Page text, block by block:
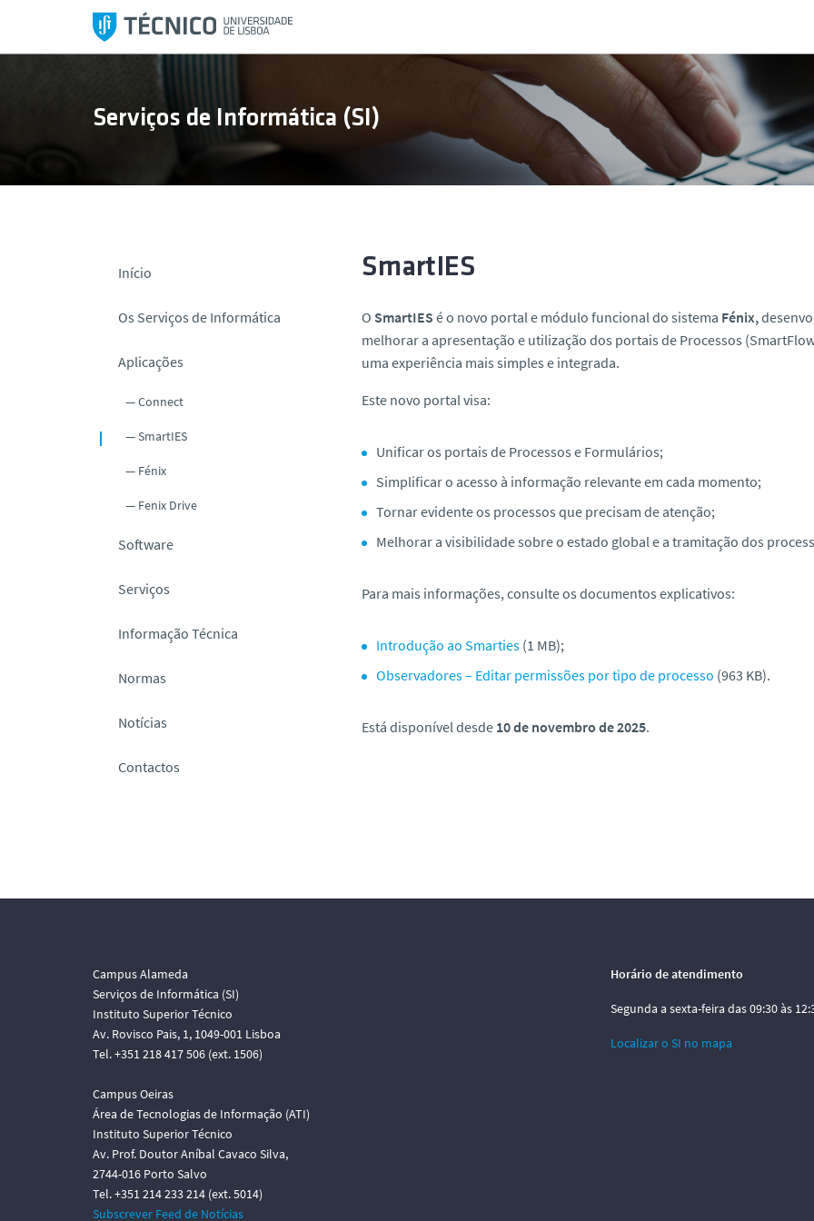
l
Serviços de Informática (SI)
Início
Os Serviços de Informática
Aplicações
Connect
SmartIES
Fénix
Fenix Drive
Software
Serviços
Informação Técnica
Normas
Notícias
Contactos
SmartIES
O SmartIES é o novo portal e módulo funcional do sistema Fénix,
melhorar a apresentação e utilização dos portais de Processos (
uma experiência mais simples e integrada.
Este novo portal visa:
Unificar os portais de Processos e Formulários;
Simplificar o acesso à informação relevante em cada momento;
Tornar evidente os processos que precisam de atenção;
Melhorar a visibilidade sobre o estado global e a tramitação dos
Para mais informações, consulte os documentos explicativos:
Introdução ao Smarties (1 MB);
Observadores – Editar permissões por tipo de processo (963 KB).
Está disponível desde 10 de novembro de 2025.
Campus Alameda
Serviços de Informática (SI)
Instituto Superior Técnico
Av. Rovisco Pais, 1, 1049-001 Lisboa
Tel. +351 218 417 506 (ext. 1506)
Campus Oeiras
Área de Tecnologias de Informação (ATI)
Instituto Superior Técnico
Av. Prof. Doutor Aníbal Cavaco Silva,
2744-016 Porto Salvo
Tel. +351 214 233 214 (ext. 5014)
Subscrever Feed de Notícias
Horário de atendimento
Segunda a sexta-feira das 09:30 às
Localizar o SI no mapa